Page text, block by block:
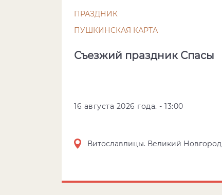
ПРАЗДНИК
ПУШКИНСКАЯ КАРТА
Съезжий праздник Спасы
16 августа 2026 года. - 13:00
Витославлицы. Великий Новгород